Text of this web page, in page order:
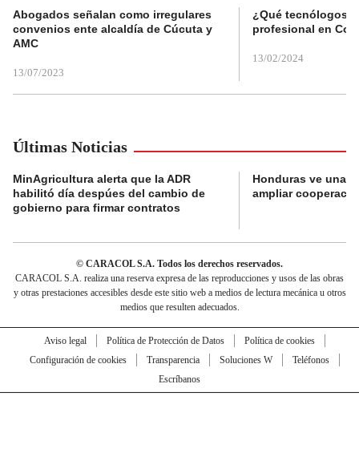
Abogados señalan como irregulares
convenios ente alcaldía de Cúcuta y
AMC
13/07/2023
¿Qué tecnólogos
profesional en
13/02/2024
Últimas Noticias
MinAgricultura alerta que la ADR
habilitó día despúes del cambio de
gobierno para firmar contratos
Honduras ve una
ampliar
© CARACOL S.A. Todos los derechos reservados.
CARACOL S.A. realiza una reserva expresa de las reproducciones y usos de las obras
y otras prestaciones accesibles desde este sitio web a medios de lectura mecánica u otros
medios que resulten adecuados.
Aviso legal Política de Protección de Datos
Política de cookies
Configuración de cookies
Transparencia Soluciones W
Teléfonos
Escríbanos